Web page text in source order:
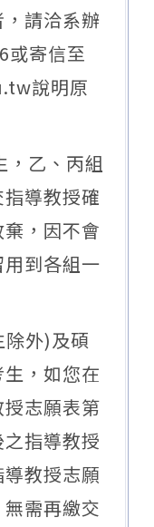
請洽系辦
或寄信至
說明原
乙、丙組
導教授確
，因不會
到各組一
外)及碩
，如您在
志願表第
指導教授
教授志願
需再繳交